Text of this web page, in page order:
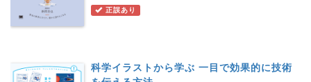
正誤あり
科学イラストから学ぶ 一目で効果的に技術